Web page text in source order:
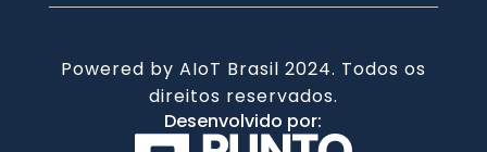
Powered by AIoT Brasil 2024. Todos os
direitos reservados.
Desenvolvido por: